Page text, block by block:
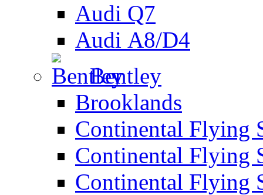
Audi Q7
Audi А8/D4
Bentley
Brooklands
Continental Flying
Continental Flying
Continental Flying